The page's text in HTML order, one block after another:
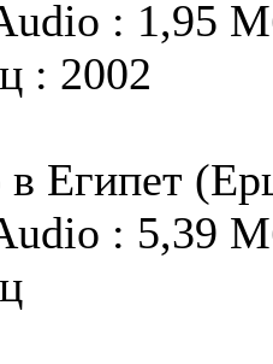
: 1,95
: 2002
в Египет
: 5,39